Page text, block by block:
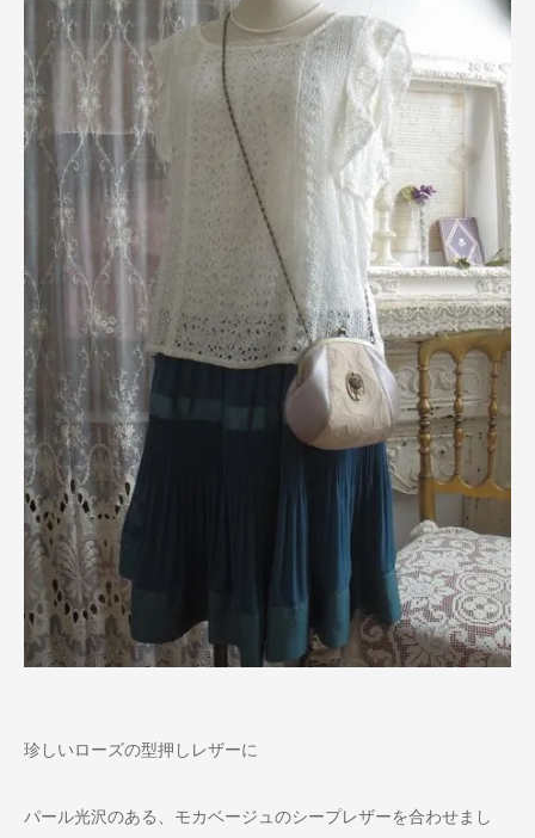
珍しいローズの型押しレザーに
パール光沢のある、モカベージュのシープレザーを合わせまし